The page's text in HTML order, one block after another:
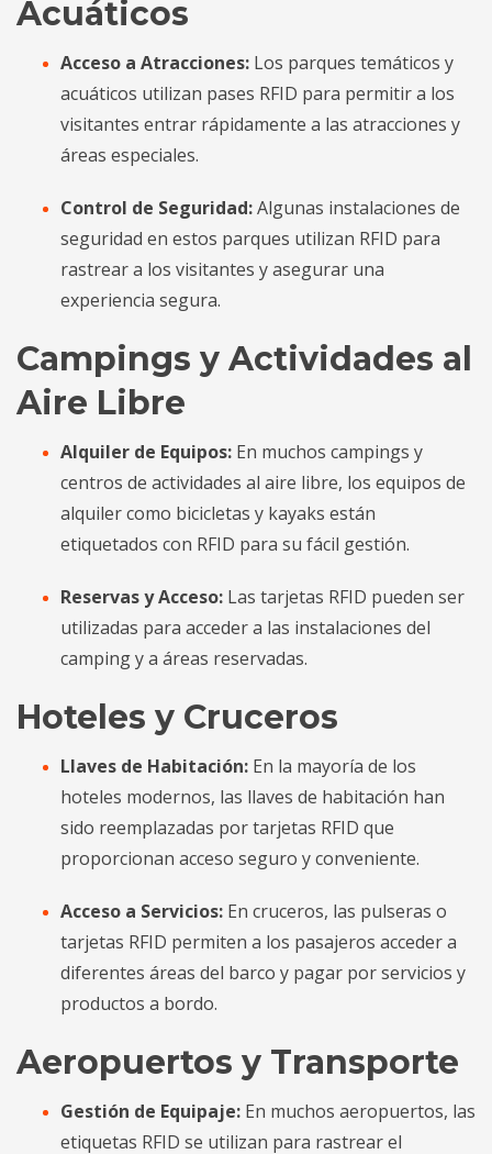
Acuáticos
Acceso a Atracciones: Los parques temáticos y
acuáticos utilizan pases RFID para permitir a los
visitantes entrar rápidamente a las atracciones y
áreas especiales.
Control de Seguridad:Algunas instalaciones de
seguridad en estos parques utilizan RFID para
rastrear a los visitantes y asegurar una
experiencia segura.
Campings y Actividades al
Aire Libre
Alquiler de Equipos: En muchos campings y
centros de actividades al aire libre, los equipos de
alquiler como bicicletas y kayaks están
etiquetados con RFID para su fácil gestión.
Reservas y Acceso: Las tarjetas RFID pueden ser
utilizadas para acceder a las instalaciones del
camping y a áreas reservadas.
Hoteles y Cruceros
Llaves de Habitación: En la mayoría de los
hoteles modernos, las llaves de habitación han
sido reemplazadas por tarjetas RFID que
proporcionan acceso seguro y conveniente.
Acceso a Servicios: En cruceros, las pulseras o
tarjetas RFID permiten a los pasajeros acceder a
diferentes áreas del barco y pagar por servicios y
productos a bordo.
Aeropuertos y Transporte
Gestión de Equipaje: En muchos aeropuertos, las
etiquetas RFID se utilizan para rastrear el